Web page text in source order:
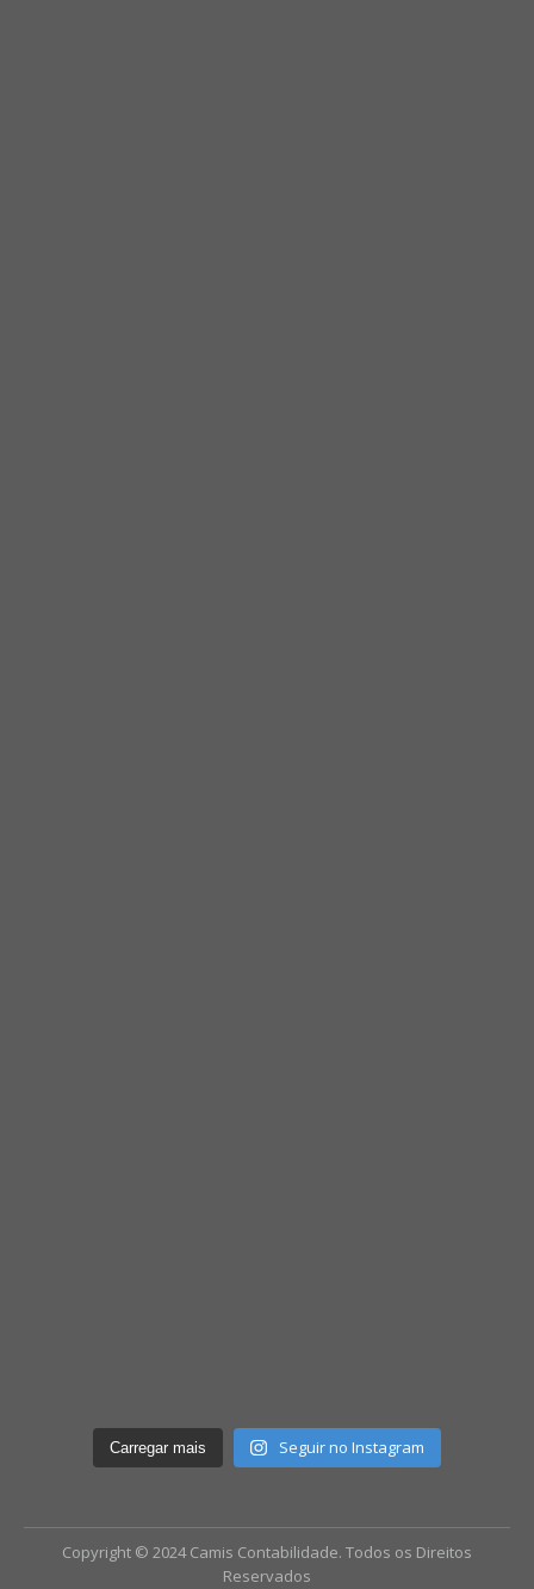
Carregar mais Seguir no Instagram
Copyright © 2024 Camis Contabilidade. Todos os Direitos
Reservados